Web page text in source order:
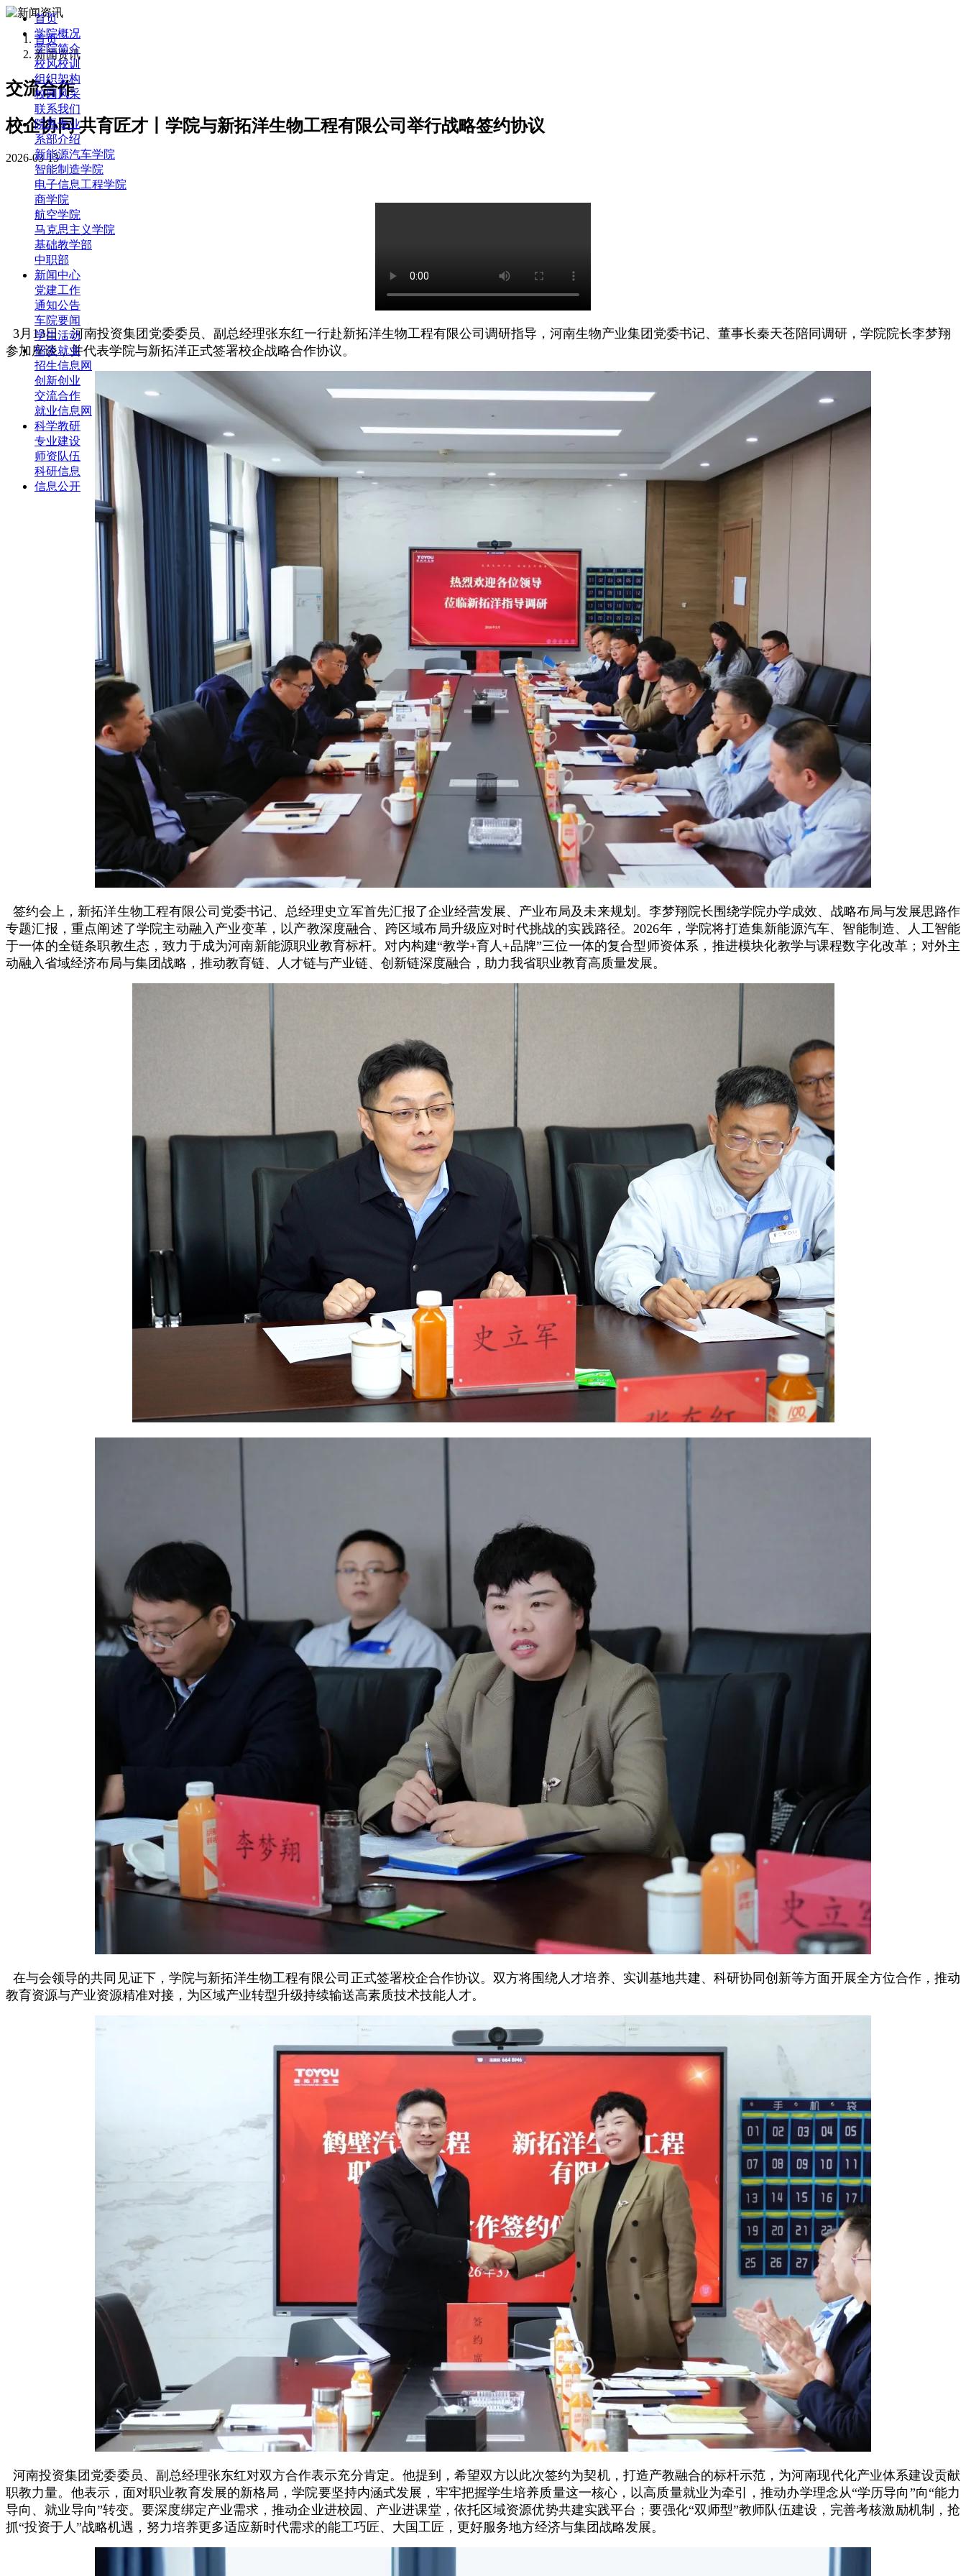
首页
学院概况
学院简介
校风校训
组织架构
校园风采
联系我们
院系专业
系部介绍
新能源汽车学院
智能制造学院
电子信息工程学院
商学院
航空学院
马克思主义学院
基础教学部
中职部
新闻中心
党建工作
通知公告
车院要闻
学生活动
招生就业
招生信息网
创新创业
交流合作
就业信息网
科学教研
专业建设
师资队伍
科研信息
信息公开
首页
新闻资讯
交流合作
校企协同 共育匠才丨学院与新拓洋生物工程有限公司举行战略签约协议
2026-03-13
3月13日，河南投资集团党委委员、副总经理张东红一行赴新拓洋生物工程有限公司调研指导，河南生物产业集团党委书记、董事长秦天苍陪同调研，学院院长李梦翔
参加座谈，并代表学院与新拓洋正式签署校企战略合作协议。
签约会上，新拓洋生物工程有限公司党委书记、总经理史立军首先汇报了企业经营发展、产业布局及未来规划。李梦翔院长围绕学院办学成效、战略布局与发展思路作
专题汇报，重点阐述了学院主动融入产业变革，以产教深度融合、跨区域布局升级应对时代挑战的实践路径。2026年，学院将打造集新能源汽车、智能制造、人工智能
于一体的全链条职教生态，致力于成为河南新能源职业教育标杆。对内构建“教学+育人+品牌”三位一体的复合型师资体系，推进模块化教学与课程数字化改革；对外主
动融入省域经济布局与集团战略，推动教育链、人才链与产业链、创新链深度融合，助力我省职业教育高质量发展。
在与会领导的共同见证下，学院与新拓洋生物工程有限公司正式签署校企合作协议。双方将围绕人才培养、实训基地共建、科研协同创新等方面开展全方位合作，推动
教育资源与产业资源精准对接，为区域产业转型升级持续输送高素质技术技能人才。
河南投资集团党委委员、副总经理张东红对双方合作表示充分肯定。他提到，希望双方以此次签约为契机，打造产教融合的标杆示范，为河南现代化产业体系建设贡献
职教力量。他表示，面对职业教育发展的新格局，学院要坚持内涵式发展，牢牢把握学生培养质量这一核心，以高质量就业为牵引，推动办学理念从“学历导向”向“能力
导向、就业导向”转变。要深度绑定产业需求，推动企业进校园、产业进课堂，依托区域资源优势共建实践平台；要强化“双师型”教师队伍建设，完善考核激励机制，抢
抓“投资于人”战略机遇，努力培养更多适应新时代需求的能工巧匠、大国工匠，更好服务地方经济与集团战略发展。